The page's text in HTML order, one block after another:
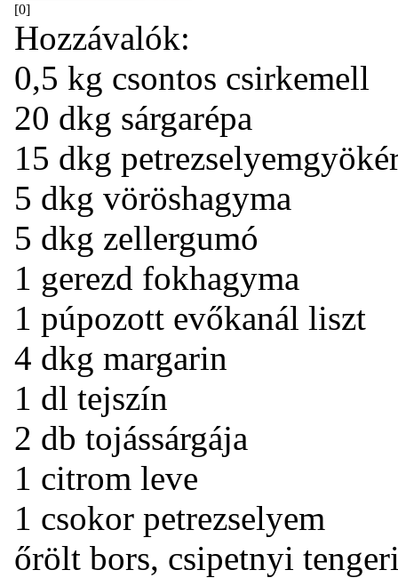
[0]
Hozzávalók:
0,5 kg csontos csirkemell
20 dkg sárgarépa
15 dkg
5 dkg vöröshagyma
5 dkg zellergumó
1 gerezd fokhagyma
1 púpozott evőkanál liszt
4 dkg margarin
1 dl tejszín
2 db tojássárgája
1 citrom leve
1 csokor petrezselyem
őrölt bors, csipetnyi